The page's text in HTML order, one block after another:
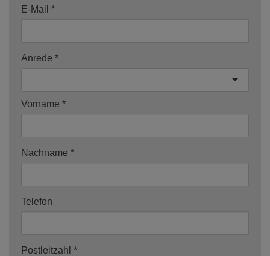
E-Mail
Anrede
Vorname
Nachname
Telefon
Postleitzahl